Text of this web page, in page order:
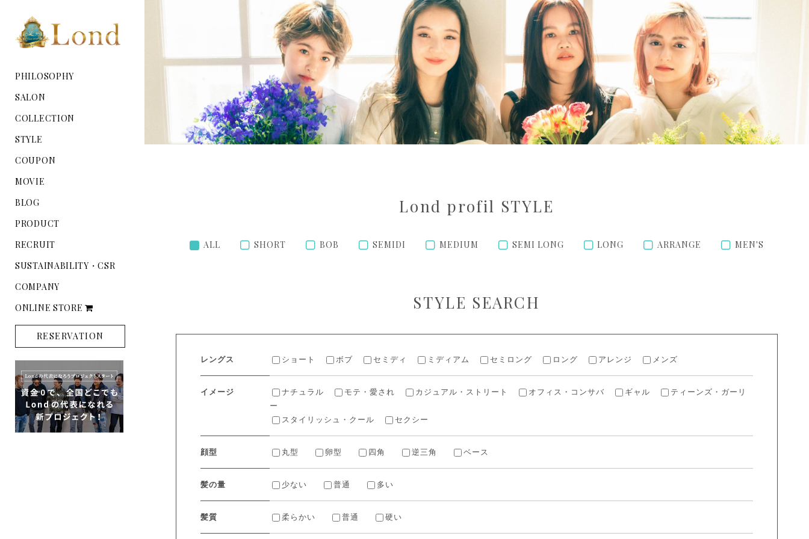
PHILOSOPHY
SALON
COLLECTION
STYLE
COUPON
MOVIE
BLOG
PRODUCT
RECRUIT
SUSTAINABILITY・CSR
COMPANY
ONLINE STORE
RESERVATION
Lond profil STYLE
ALL SHORT BOB SEMIDI MEDIUM SEMI LONG LONG ARRANGE MEN'S
STYLE SEARCH
レングス ショート ボブ セミディ ミディアム セミロング ロング アレンジ メンズ
イメージ ナチュラル モテ・愛され カジュアル・ストリート オフィス・コンサバ ギャル
ティーンズ・ガーリ
ー
スタイリッシュ・クール
セクシー
顔型 丸型 卵型 四角 逆三角 ベース
髪の量 少ない 普通 多い
髪質 柔らかい 普通 硬い